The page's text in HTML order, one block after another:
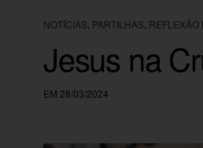
NOTÍCIAS PARTILHAS REFLEXÃO
Jesus na
EM 28/03/2024